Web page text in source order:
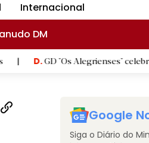
Internacional
DM
Alegrienses" celebra hoje 50 anos e
Google
Siga o Diário do